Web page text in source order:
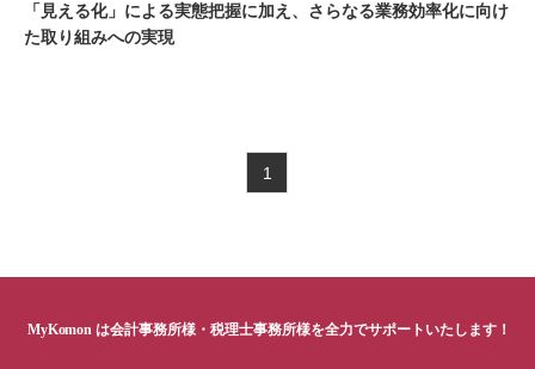
「見える化」による実態把握に加え、さらなる業務効率化に向け
た取り組みへの実現
1
MyKomon は会計事務所様・税理士事務所様を全力でサポートいたします！